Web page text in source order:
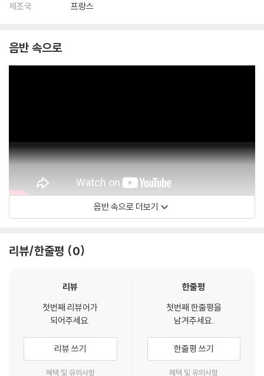
제조국
프랑스
음반 속으로
Stone Music Entertainment
음반 속으로 더보기
리뷰/한줄평 0
리뷰
첫번째 리뷰어가
되어주세요.
리뷰 쓰기
혜택 및 유의사항
한줄평
첫번째 한줄평을
남겨주세요.
한줄평 쓰기
혜택 및 유의사항